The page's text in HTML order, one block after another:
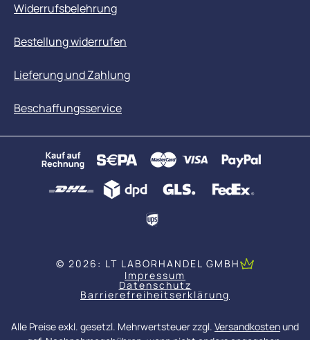
Widerrufsbelehrung
Bestellung widerrufen
Lieferung und Zahlung
Beschaffungsservice
© 2026: LT LABORHANDEL GMBH
Impressum
Datenschutz
Barrierefreiheitserklärung
Alle Preise exkl. gesetzl. Mehrwertsteuer zzgl. Versandkostenund